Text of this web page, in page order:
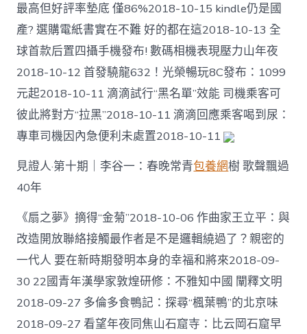
最高但好評率墊底 僅86%2018-10-15 kindle仍是國
產? 選購電紙書實在不難 好的都在這2018-10-13 全
球首款后置四攝手機發布! 數碼相機表現壓力山年夜
2018-10-12 首發驍龍632！光榮暢玩8C發布：1099
元起2018-10-11 滴滴試行“黑名單”效能 司機乘客可
彼此將對方“拉黑”2018-10-11 滴滴回應乘客喝到尿：
專車司機因內急便利未處置2018-10-11
見證人·第十期｜李谷一：春晚常青包養網樹 歌聲飄過
40年
《扇之夢》摘得“金菊”2018-10-06 作曲家王立平：與
改造開放聯絡接觸最作者是不是邏輯繞過了？親密的
一代人 要在新時期發明本身的幸福和將來2018-09-
30 22國青年漢學家敦煌研修：不雅知中國 闡釋文明
2018-09-27 多倫多食鴨記：探尋“楓葉鴨”的北京味
2018-09-27 看望年夜同焦山石窟寺：比云岡石窟早